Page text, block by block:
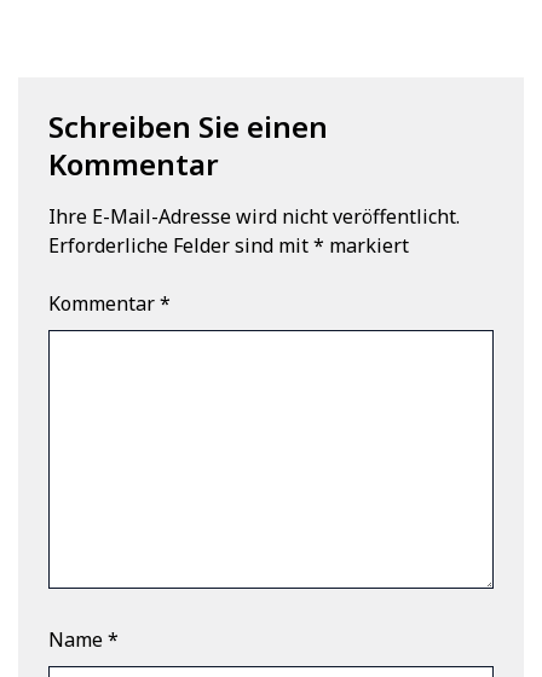
Schreiben Sie einen
Kommentar
Ihre E-Mail-Adresse wird nicht veröffentlicht.
Erforderliche Felder sind mit* markiert
Kommentar*
Name*